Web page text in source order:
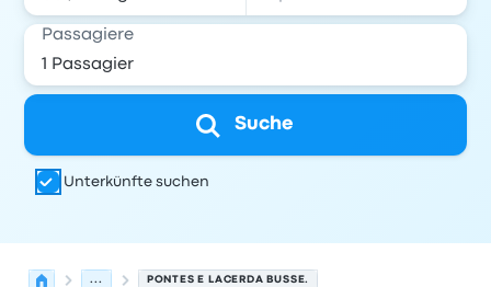
Passagiere
Suche
Unterkünfte suchen
... PONTES E LACERDA BUSSE.